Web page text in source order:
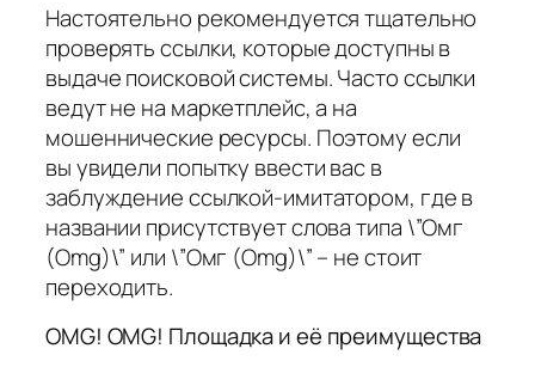
Настоятельно рекомендуется тщательно
проверять ссылки, которые доступны в
выдаче поисковой системы. Часто ссылки
ведут не на маркетплейс, а на
мошеннические ресурсы. Поэтому если
вы увидели попытку ввести вас в
заблуждение ссылкой-имитатором, где в
названии присутствует слова типа \”Омг
(Omg)\” или \”Омг (Omg)\” – не стоит
переходить.
OMG! OMG! Площадка и её преимущества